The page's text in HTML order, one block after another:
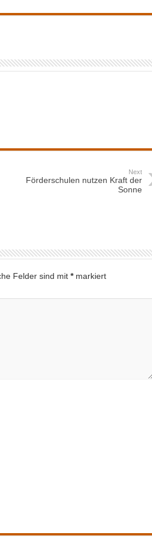
Next
Förderschulen nutzen Kraft der
Sonne
Felder sind mit *markiert